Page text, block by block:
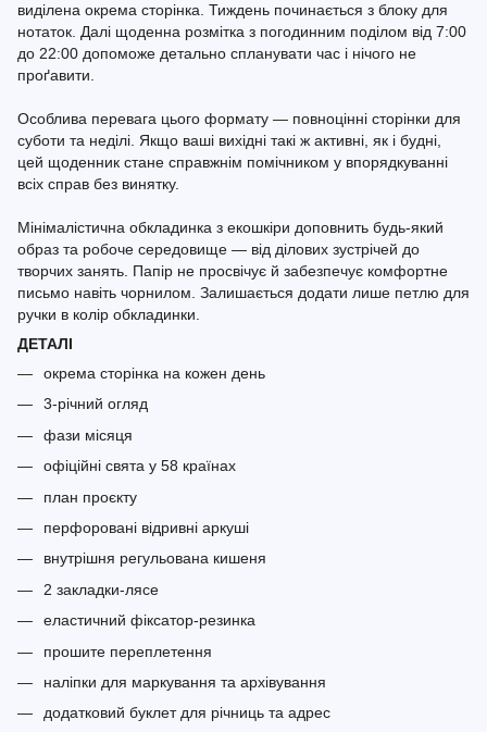
виділена окрема сторінка. Тиждень починається з блоку для
нотаток. Далі щоденна розмітка з погодинним поділом від 7:00
до 22:00 допоможе детально спланувати час і нічого не
проґавити.
Особлива перевага цього формату — повноцінні сторінки для
суботи та неділі. Якщо ваші вихідні такі ж активні, як і будні,
цей щоденник стане справжнім помічником у впорядкуванні
всіх справ без винятку.
Мінімалістична обкладинка з екошкіри доповнить будь-який
образ та робоче середовище — від ділових зустрічей до
творчих занять. Папір не просвічує й забезпечує комфортне
письмо навіть чорнилом. Залишається додати лише петлю для
ручки в колір обкладинки.
ДЕТАЛІ
окрема сторінка на кожен день
3-річний огляд
фази місяця
офіційні свята у 58 країнах
план проєкту
перфоровані відривні аркуші
внутрішня регульована кишеня
2 закладки-лясе
еластичний фіксатор-резинка
прошите переплетення
наліпки для маркування та архівування
додатковий буклет для річниць та адрес